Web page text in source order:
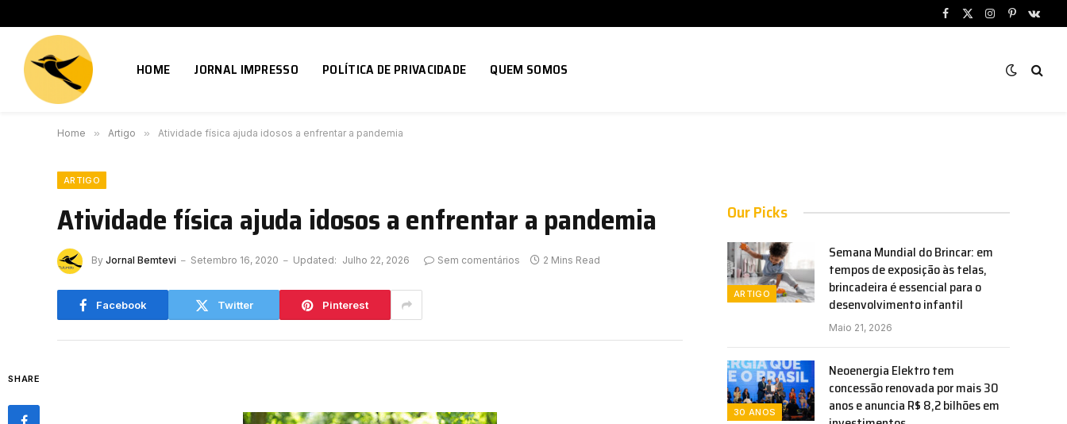
Facebook
X
Instagram
Pinterest
HOME JORNAL IMPRESSO POLÍTICA DE PRIVACIDADE QUEM SOMOS
Home » Artigo » Atividade física ajuda idosos a enfrentar a pandemia
ARTIGO
Atividade física ajuda idosos a enfrentar a pandemia
By Jornal Bemtevi Setembro 16, 2020 Updated: Julho 22, 2026 Sem comentários 2 Mins Read
Facebook Twitter Pinterest
SHARE
Our Picks
ARTIGO
Semana Mundial do Brincar: em
tempos de exposição às telas,
brincadeira é essencial para o
desenvolvimento infantil
Maio 21, 2026
30 ANOS
Neoenergia Elektro tem
concessão renovada por mais 30
anos e anuncia R$ 8,2 bilhões em